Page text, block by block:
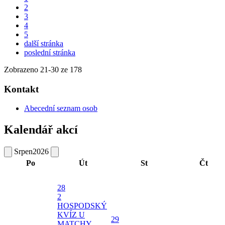
2
3
4
5
další stránka
poslední stránka
Zobrazeno 21-30 ze 178
Kontakt
Abecední seznam osob
Kalendář akcí
Srpen2026
Po
Út St Čt
28
2
HOSPODSKÝ
KVÍZ U
29